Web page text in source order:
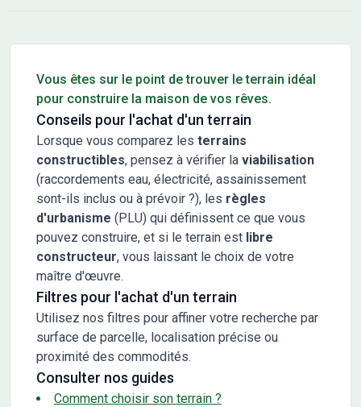
Vous êtes sur le point de trouver le terrain idéal
pour construire la maison de vos rêves.
Conseils pour l'achat d'un terrain
Lorsque vous comparez les terrains
constructibles, pensez à vérifier la viabilisation
(raccordements eau, électricité, assainissement
sont-ils inclus ou à prévoir ?), les règles
d'urbanisme (PLU) qui définissent ce que vous
pouvez construire, et si le terrain est libre
constructeur, vous laissant le choix de votre
maître d'œuvre.
Filtres pour l'achat d'un terrain
Utilisez nos filtres pour affiner votre recherche par
surface de parcelle, localisation précise ou
proximité des commodités.
Consulter nos guides
Comment choisir son terrain ?